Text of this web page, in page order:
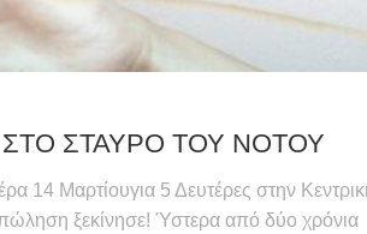
ΣΤΑΥΡΟ ΤΟΥ ΝΟΤΟΥ
Μαρτίουγια 5 Δευτέρες στην
ξεκίνησε! Ύστερα από δύο χρόνια